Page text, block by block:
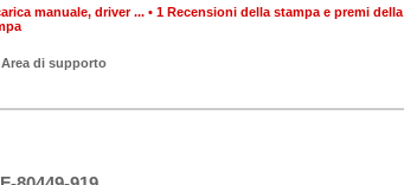
manuale, driver ... • 1 Recensioni della stampa e premi della
Area di supporto